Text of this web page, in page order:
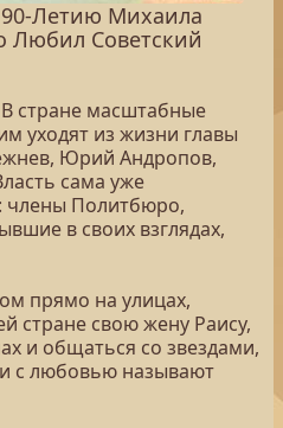
Летию Михаила
Любил Советский
стране масштабные
уходят из жизни главы
Юрий Андропов,
сама уже
члены Политбюро,
в своих взглядах,
прямо на улицах,
стране свою жену Раису,
и общаться со звездами,
с любовью называют